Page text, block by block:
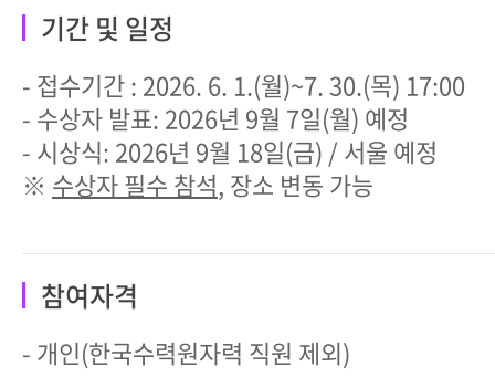
기간 및 일정
- 접수기간 : 2026. 6. 1.(월)~7. 30.(목) 17:00
- 수상자 발표: 2026년 9월 7일(월) 예정
- 시상식: 2026년 9월 18일(금) / 서울 예정
※ 수상자 필수 참석, 장소 변동 가능
참여자격
- 개인(한국수력원자력 직원 제외)